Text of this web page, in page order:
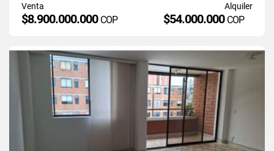
Venta
$8.900.000.000 COP
Alquiler
$54.000.000 COP